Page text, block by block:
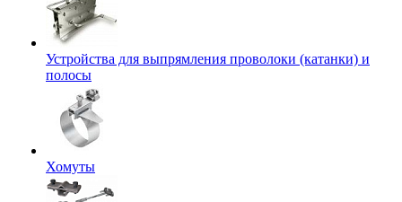
Устройства для выпрямления проволоки (катанки) и
полосы
Хомуты